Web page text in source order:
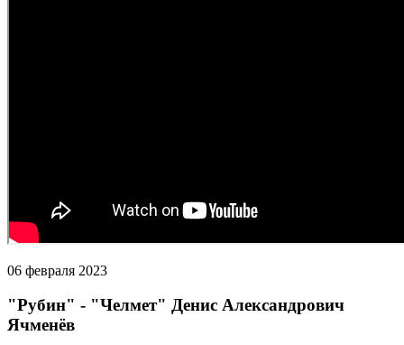
06 февраля 2023
"Рубин" - "Челмет" Денис Александрович
Ячменёв